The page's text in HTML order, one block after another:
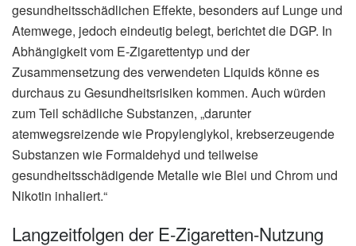
gesundheitsschädlichen Effekte, besonders auf Lunge und
Atemwege, jedoch eindeutig belegt, berichtet die DGP. In
Abhängigkeit vom E-Zigarettentyp und der
Zusammensetzung des verwendeten Liquids könne es
durchaus zu Gesundheitsrisiken kommen. Auch würden
zum Teil schädliche Substanzen, „darunter
atemwegsreizende wie Propylenglykol, krebserzeugende
Substanzen wie Formaldehyd und teilweise
gesundheitsschädigende Metalle wie Blei und Chrom und
Nikotin inhaliert.“
Langzeitfolgen der E-Zigaretten-Nutzung